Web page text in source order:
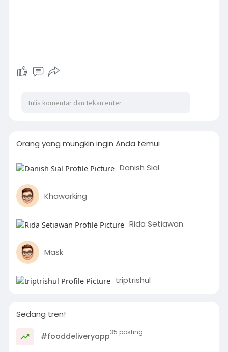
Orang yang mungkin ingin Anda temui
Danish Sial
Khawarking
Rida Setiawan
Mask
triptrishul
Sedang tren!
#fooddeliveryapp35 posting